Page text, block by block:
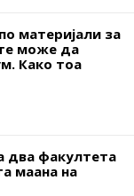
материјали за
може да
Како тоа
два факултета
маана на